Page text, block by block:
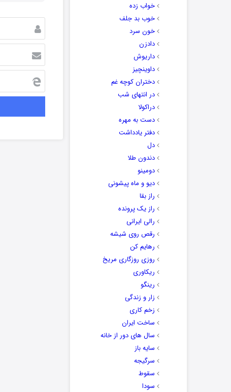
خواب زده
خوب بد جلف
خون سرد
دادزن
داریوش
داوینچیز
دختران کوچه غم
در انتهای شب
دراکولا
دست به مهره
دفتر یادداشت
دل
دندون طلا
دومینو
دیو و ماه پیشونی
راز بقا
راز یک پرونده
رالی ایرانی
رقص روی شیشه
رهایم کن
روزی روزگاری مریخ
ریکاوری
رینگو
زار و زندگی
زخم کاری
ساخت ایران
سال های دور از خانه
سایه باز
سرگیجه
سقوط
سودا